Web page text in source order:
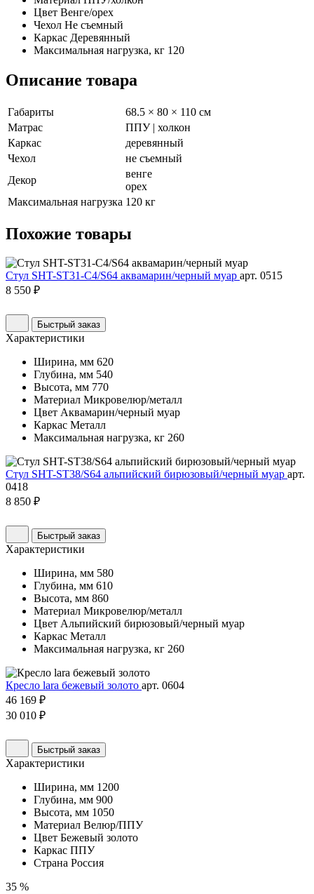
Цвет Венге/орех
Чехол Не съемный
Каркас Деревянный
Максимальная нагрузка, кг 120
Описание товара
Габариты
68.5 × 80 × 110 см
Матрас
ППУ | холкон
Каркас
деревянный
Чехол
не съемный
Декор
венге
орех
Максимальная нагрузка 120 кг
Похожие товары
Стул SHT-ST31-C4/S64 аквамарин/черный муар арт. 0515
8 550 ₽
Быстрый заказ
Характеристики
Ширина, мм 620
Глубина, мм 540
Высота, мм 770
Материал Микровелюр/металл
Цвет Аквамарин/черный муар
Каркас Металл
Максимальная нагрузка, кг 260
Стул SHT-ST38/S64 альпийский бирюзовый/черный муар арт.
0418
8 850 ₽
Быстрый заказ
Характеристики
Ширина, мм 580
Глубина, мм 610
Высота, мм 860
Материал Микровелюр/металл
Цвет Альпийский бирюзовый/черный муар
Каркас Металл
Максимальная нагрузка, кг 260
Кресло lara бежевый золото арт. 0604
46 169 ₽
30 010 ₽
Быстрый заказ
Характеристики
Ширина, мм 1200
Глубина, мм 900
Высота, мм 1050
Материал Велюр/ППУ
Цвет Бежевый золото
Каркас ППУ
Страна Россия
35 %